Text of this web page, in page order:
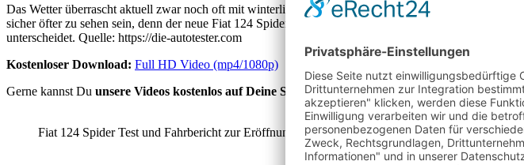
Das Wetter überrascht aktuell zwar noch oft mit winterlichen Temperaturen, dennoch gibt es genug
sicher öfter zu sehen sein, denn der neue Fiat 124 Spider hat bereits jetzt viele Fans. Wir wollten
unterscheidet. Quelle: https://die-autotester.com
Kostenloser Download: Full HD Video (mp4/1080p)
Gerne kannst Du unsere Videos kostenlos auf Deine Seite/Channel hochladenoder einbinden. Wir
Fiat 124 Spider Test und Fahrbericht zur Eröffnung der Cabrio Saison. Foto: Fiat / http://die-